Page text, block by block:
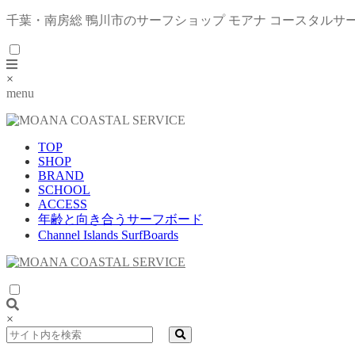
千葉・南房総 鴨川市のサーフショップ モアナ コースタルサ
×
menu
TOP
SHOP
BRAND
SCHOOL
ACCESS
年齢と向き合うサーフボード
Channel Islands SurfBoards
×